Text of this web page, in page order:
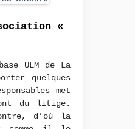
«
ULM de La
quelques
met
du litige.
d’où la